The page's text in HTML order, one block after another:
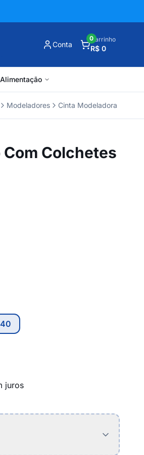
Conta
Carrinho
R$ 0
0
Modeladores Cinta Modeladora
Colchetes
juros